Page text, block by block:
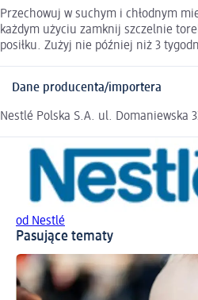
Przechowuj w suchym i chłodnym
każdym użyciu zamknij szczelnie
posiłku. Zużyj nie później niż 3
Dane producenta/importera
Nestlé Polska S.A. ul. Domaniewska
od Nestlé
Pasujące tematy